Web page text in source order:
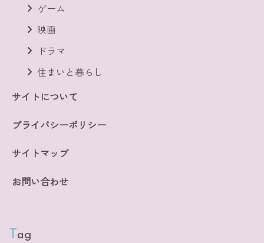
ゲーム
映画
ドラマ
住まいと暮らし
サイトについて
プライバシーポリシー
サイトマップ
お問い合わせ
Tag